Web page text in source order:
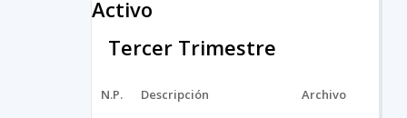
Activo
Tercer Trimestre
N.P. Descripción Archivo